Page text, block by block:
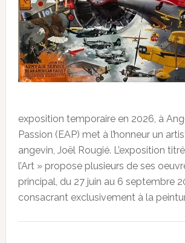
exposition temporaire en 2026, à
Passion (EAP) met à l’honneur un
angevin, Joël Rougié. L’exposition
l’Art » propose plusieurs de ses
principal, du 27 juin au 6 septembre
consacrant exclusivement à la